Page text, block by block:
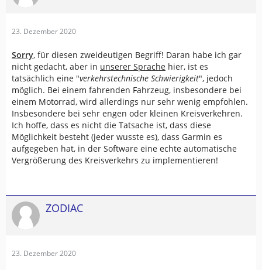
23. Dezember 2020
Sorry, für diesen zweideutigen Begriff! Daran habe ich gar
nicht gedacht, aber in unserer Sprache hier, ist es
tatsächlich eine "verkehrstechnische Schwierigkeit", jedoch
möglich. Bei einem fahrenden Fahrzeug, insbesondere bei
einem Motorrad, wird allerdings nur sehr wenig empfohlen.
Insbesondere bei sehr engen oder kleinen Kreisverkehren.
Ich hoffe, dass es nicht die Tatsache ist, dass diese
Möglichkeit besteht (jeder wusste es), dass Garmin es
aufgegeben hat, in der Software eine echte automatische
Vergrößerung des Kreisverkehrs zu implementieren!
ZODIAC
23. Dezember 2020